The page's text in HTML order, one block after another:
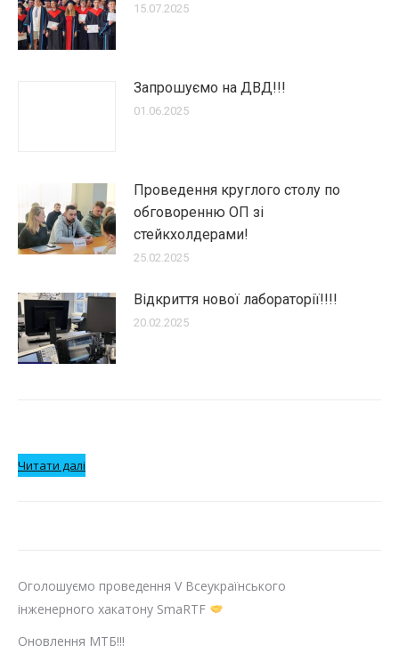
15.07.2025
Запрошуємо на ДВД!!!
01.06.2025
Проведення круглого столу по
обговоренню ОП зі
стейкхолдерами!
25.02.2025
Відкриття нової лабораторії!!!!
20.02.2025
Читати далі
Оголошуємо проведення V Всеукраїнського
інженерного хакатону SmaRTF
Оновлення МТБ!!!